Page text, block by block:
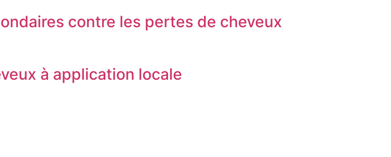
contre les pertes de cheveux
à application locale